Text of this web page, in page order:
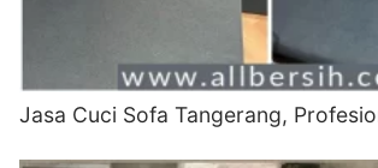
Jasa Cuci Sofa Tangerang,